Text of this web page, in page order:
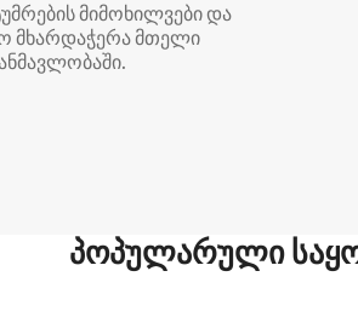
მიმოხილვები და
მხარდაჭერა მთელი
პოპულარული